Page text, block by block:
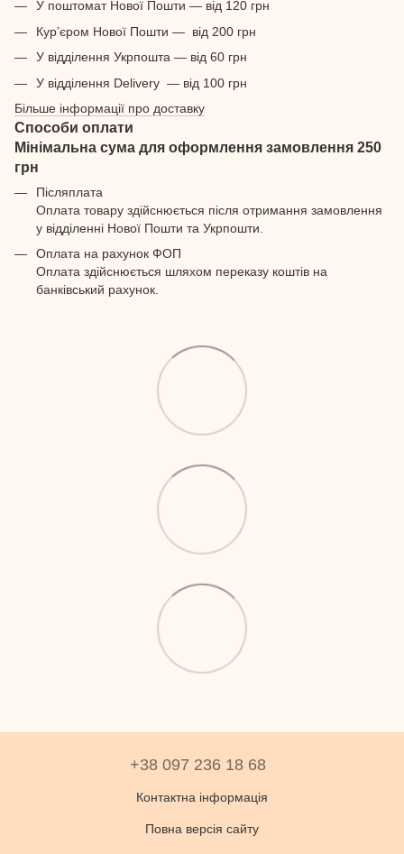
У поштомат Нової Пошти — від 120 грн
Кур’єром Нової Пошти — від 200 грн
У відділення Укрпошта — від 60 грн
У відділення Delivery — від 100 грн
Більше інформації про доставку
Способи оплати
Мінімальна сума для оформлення замовлення 250
грн
Післяплата
Оплата товару здійснюється після отримання замовлення
у відділенні Нової Пошти та Укрпошти.
Оплата на рахунок ФОП
Оплата здійснюється шляхом переказу коштів на
банківський рахунок.
+38 097 236 18 68
Контактна інформація
Повна версія сайту